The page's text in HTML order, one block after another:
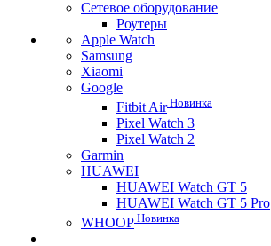
Сетевое оборудование
Роутеры
Apple Watch
Samsung
Xiaomi
Google
Fitbit AirНовинка
Pixel Watch 3
Pixel Watch 2
Garmin
HUAWEI
HUAWEI Watch GT 5
HUAWEI Watch GT 5 Pro
WHOOP Новинка